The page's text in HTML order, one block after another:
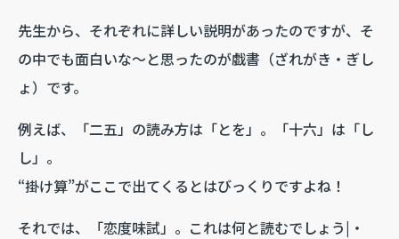
先生から、それぞれに詳しい説明があったのですが、そ
の中でも面白いな～と思ったのが戯書（ざれがき・ぎし
ょ）です。
例えば、「二五」の読み方は「とを」。「十六」は「し
し」。
“掛け算”がここで出てくるとはびっくりですよね！
それでは、「恋度味試」。これは何と読むでしょう|・